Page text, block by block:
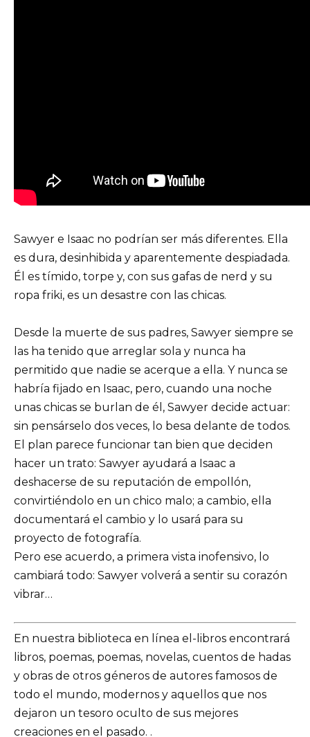
Sawyer e Isaac no podrían ser más diferentes. Ella
es dura, desinhibida y aparentemente despiadada.
Él es tímido, torpe y, con sus gafas de nerd y su
ropa friki, es un desastre con las chicas.
Desde la muerte de sus padres, Sawyer siempre se
las ha tenido que arreglar sola y nunca ha
permitido que nadie se acerque a ella. Y nunca se
habría fijado en Isaac, pero, cuando una noche
unas chicas se burlan de él, Sawyer decide actuar:
sin pensárselo dos veces, lo besa delante de todos.
El plan parece funcionar tan bien que deciden
hacer un trato: Sawyer ayudará a Isaac a
deshacerse de su reputación de empollón,
convirtiéndolo en un chico malo; a cambio, ella
documentará el cambio y lo usará para su
proyecto de fotografía.
Pero ese acuerdo, a primera vista inofensivo, lo
cambiará todo: Sawyer volverá a sentir su corazón
vibrar…
En nuestra biblioteca en línea el-libros encontrará
libros, poemas, poemas, novelas, cuentos de hadas
y obras de otros géneros de autores famosos de
todo el mundo, modernos y aquellos que nos
dejaron un tesoro oculto de sus mejores
creaciones en el pasado. .